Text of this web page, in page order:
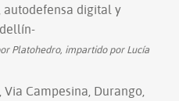
digital y
Platohedro, impartido por Lucía
Campesina, Durango,